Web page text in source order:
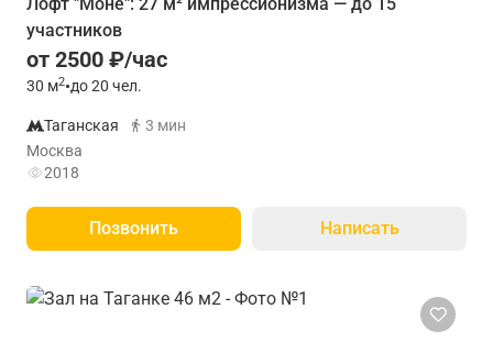
участников
от 2500 ₽/час
30 м2•до 20 чел.
Таганская
3 мин
Москва
2018
Позвонить Написать